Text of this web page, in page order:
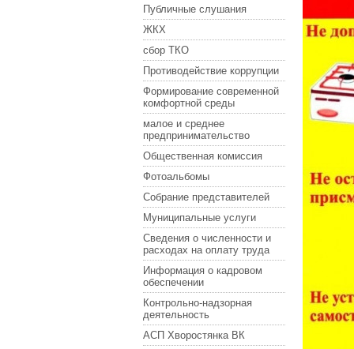
Публичные слушания
ЖКХ
сбор ТКО
Противодействие коррупции
Формирование современной
комфортной среды
малое и среднее
предпринимательство
Общественная комиссия
Фотоальбомы
Собрание представителей
Муниципальные услуги
Сведения о численности и
расходах на оплату труда
Информация о кадровом
обеспечении
Контрольно-надзорная
деятельность
АСП Хворостянка ВК